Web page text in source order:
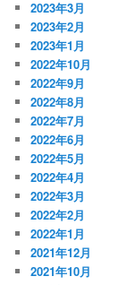
2023年3月
2023年2月
2023年1月
2022年10月
2022年9月
2022年8月
2022年7月
2022年6月
2022年5月
2022年4月
2022年3月
2022年2月
2022年1月
2021年12月
2021年10月